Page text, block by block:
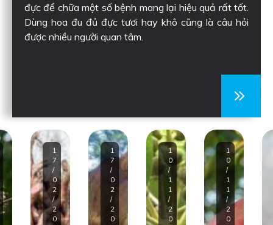
đực để chữa một số bệnh mang lại hiệu quả rất tốt.
Dùng hoa đu đủ đực tươi hay khô cũng là câu hỏi
được nhiều người quan tâm.
1
7
/
0
2
/
2
0
1
7
/
0
2
/
2
0
1
0
/
1
1
/
2
0
1
0
/
1
1
/
2
0